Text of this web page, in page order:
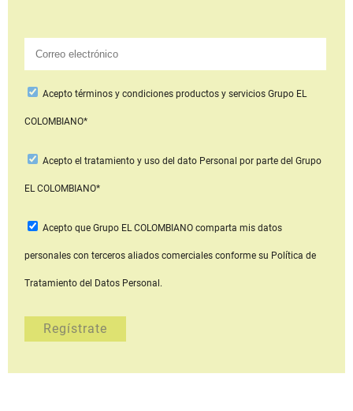
Aceptotérminos y condiciones productos y serviciosGrupo EL
COLOMBIANO*
Acepto el tratamiento y uso del dato Personal por parte del Grupo
EL COLOMBIANO*
Acepto que Grupo EL COLOMBIANOcomparta mis datos
personales con terceros aliados comerciales conforme su Política de
Tratamiento del Datos Personal.